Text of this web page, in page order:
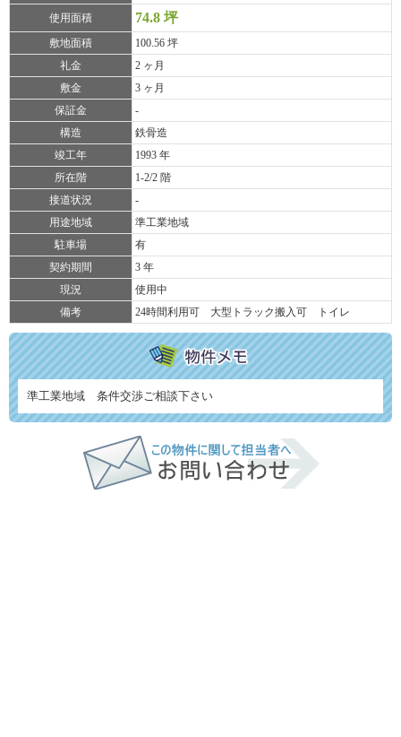
使用面積
74.8 坪
敷地面積
100.56 坪
礼金
2 ヶ月
敷金
3 ヶ月
保証金
-
構造
鉄骨造
竣工年
1993 年
所在階
1-2/2 階
接道状況
-
用途地域
準工業地域
駐車場
有
契約期間
3 年
現況
使用中
備考
24時間利用可 大型トラック搬入可 トイレ
準工業地域 条件交渉ご相談下さい